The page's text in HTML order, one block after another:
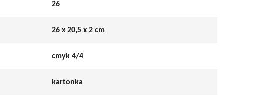
26
26 x 20,5 x 2 cm
cmyk 4/4
kartonka